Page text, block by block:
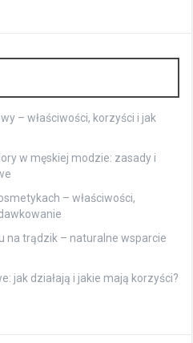
– właściwości, korzyści i jak
w męskiej modzie: zasady i
– właściwości,
na trądzik – naturalne wsparcie
jak działają i jakie mają korzyści?